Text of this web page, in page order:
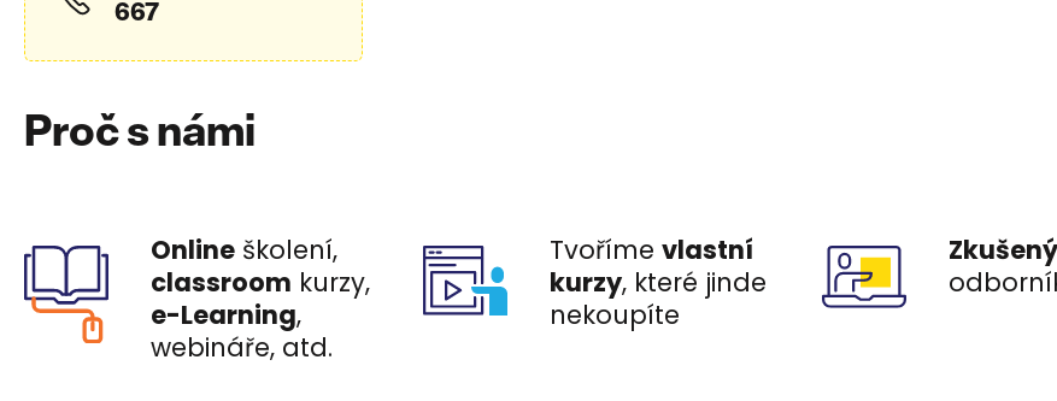
667
Proč s námi
Online školení,
classroom kurzy,
e-Learning,
webináře, atd.
Tvoříme vlastní
kurzy, které jinde
nekoupíte
Zkušený